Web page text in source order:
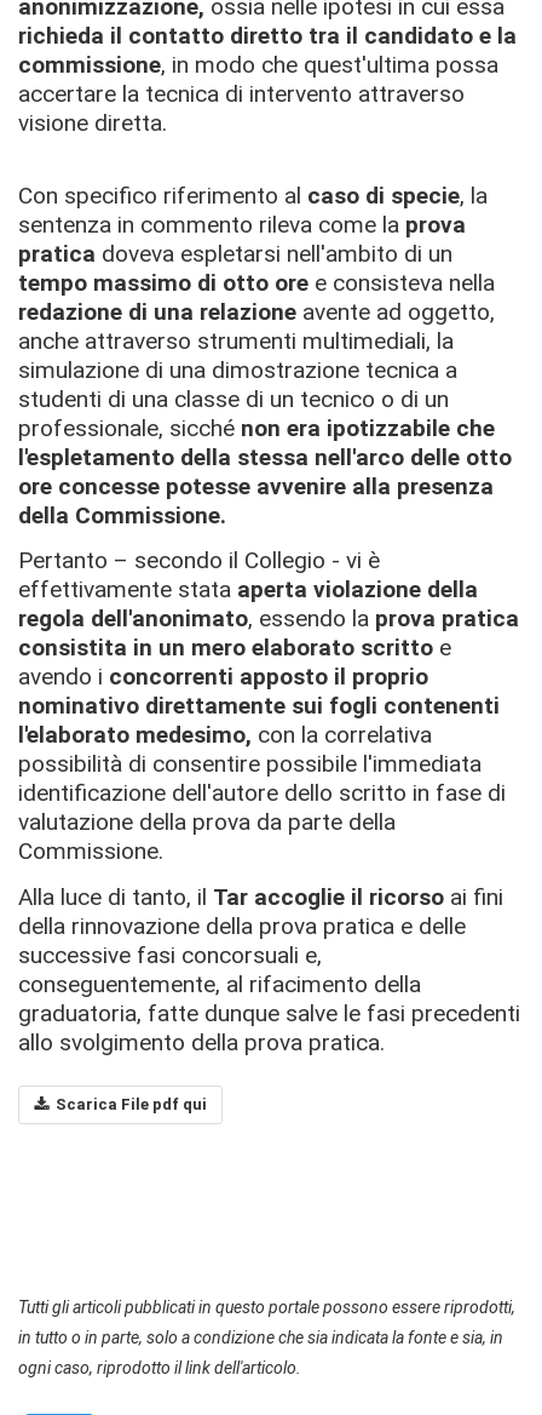
anonimizzazione, ossia nelle ipotesi in cui essa
richieda il contatto diretto tra il candidato e la
commissione, in modo che quest'ultima possa
accertare la tecnica di intervento attraverso
visione diretta.
Con specifico riferimento al caso di specie, la
sentenza in commento rileva come la prova
pratica doveva espletarsi nell'ambito di un
tempo massimo di otto ore e consisteva nella
redazione di una relazione avente ad oggetto,
anche attraverso strumenti multimediali, la
simulazione di una dimostrazione tecnica a
studenti di una classe di un tecnico o di un
professionale, sicché non era ipotizzabile che
l'espletamento della stessa nell'arco delle otto
ore concesse potesse avvenire alla presenza
della Commissione.
Pertanto – secondo il Collegio - vi è
effettivamente stata aperta violazione della
regola dell'anonimato, essendo la prova pratica
consistita in un mero elaborato scritto e
avendo i concorrenti apposto il proprio
nominativo direttamente sui fogli contenenti
l'elaborato medesimo, con la correlativa
possibilità di consentire possibile l'immediata
identificazione dell'autore dello scritto in fase di
valutazione della prova da parte della
Commissione.
Alla luce di tanto, il Tar accoglie il ricorso ai fini
della rinnovazione della prova pratica e delle
successive fasi concorsuali e,
conseguentemente, al rifacimento della
graduatoria, fatte dunque salve le fasi precedenti
allo svolgimento della prova pratica.
Scarica File pdf qui
Tutti gli articoli pubblicati in questo portale possono essere riprodotti,
in tutto o in parte, solo a condizione che sia indicata la fonte e sia, in
ogni caso, riprodotto il link dell'articolo.